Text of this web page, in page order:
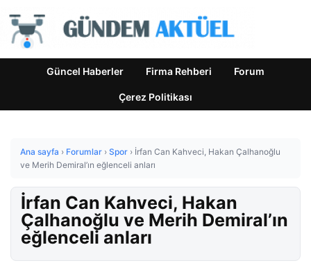
Güncel Haberler Firma Rehberi Forum
Çerez Politikası
Ana sayfa › Forumlar › Spor › İrfan Can Kahveci, Hakan Çalhanoğlu
ve Merih Demiral’ın eğlenceli anları
İrfan Can Kahveci, Hakan
Çalhanoğlu ve Merih Demiral’ın
eğlenceli anları